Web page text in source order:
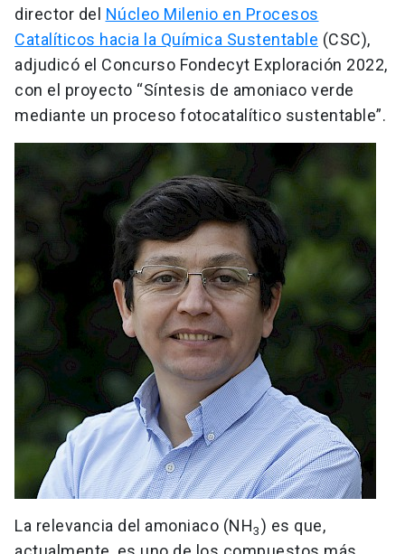
director del Núcleo Milenio en Procesos
Catalíticos hacia la Química Sustentable (CSC),
adjudicó el Concurso Fondecyt Exploración 2022,
con el proyecto “Síntesis de amoniaco verde
mediante un proceso fotocatalítico sustentable”.
La relevancia del amoniaco (NH3) es que,